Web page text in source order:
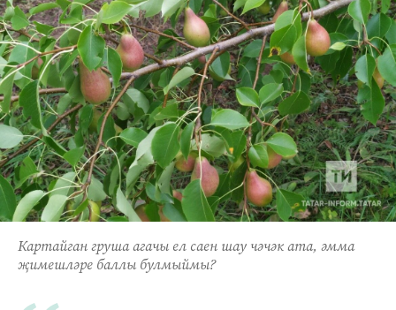
Картайган груша агачы ел саен шау чәчәк ата, әмма
җимешләре баллы булмыймы?